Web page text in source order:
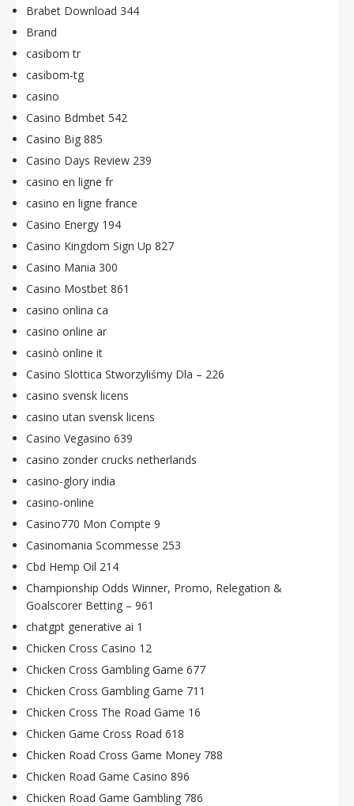
Brabet Download 344
Brand
casibom tr
casibom-tg
casino
Casino Bdmbet 542
Casino Big 885
Casino Days Review 239
casino en ligne fr
casino en ligne france
Casino Energy 194
Casino Kingdom Sign Up 827
Casino Mania 300
Casino Mostbet 861
casino onlina ca
casino online ar
casinò online it
Casino Slottica Stworzyliśmy Dla – 226
casino svensk licens
casino utan svensk licens
Casino Vegasino 639
casino zonder crucks netherlands
casino-glory india
casino-online
Casino770 Mon Compte 9
Casinomania Scommesse 253
Cbd Hemp Oil 214
Championship Odds Winner, Promo, Relegation &
Goalscorer Betting – 961
chatgpt generative ai 1
Chicken Cross Casino 12
Chicken Cross Gambling Game 677
Chicken Cross Gambling Game 711
Chicken Cross The Road Game 16
Chicken Game Cross Road 618
Chicken Road Cross Game Money 788
Chicken Road Game Casino 896
Chicken Road Game Gambling 786